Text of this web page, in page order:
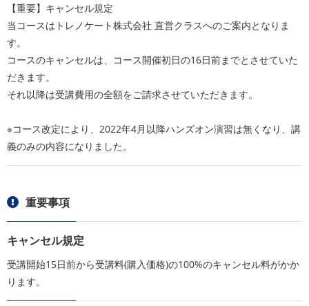
【重要】キャンセル規定
当コースはトレノケート株式会社 直営クラスへのご案内となりま
す。
コースのキャンセルは、コース開催初日の16日前までとさせていた
だきます。
それ以降は受講費用の全額をご請求させていただきます。
※コース改定により、2022年4月以降ハンズオン演習は無くなり、講
義のみの内容になりました。
重要事項
キャンセル規定
受講開始15日前から受講料(購入価格)の100%のキャンセル料がかか
ります。